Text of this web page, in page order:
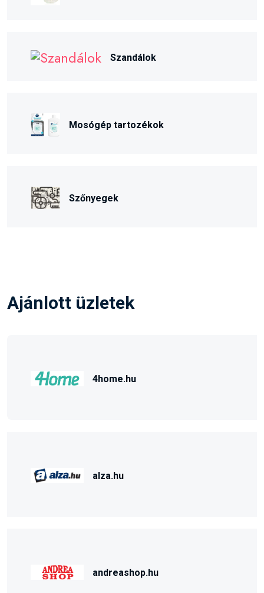
Szandálok
Mosógép tartozékok
Szőnyegek
Ajánlott üzletek
4home.hu
alza.hu
andreashop.hu